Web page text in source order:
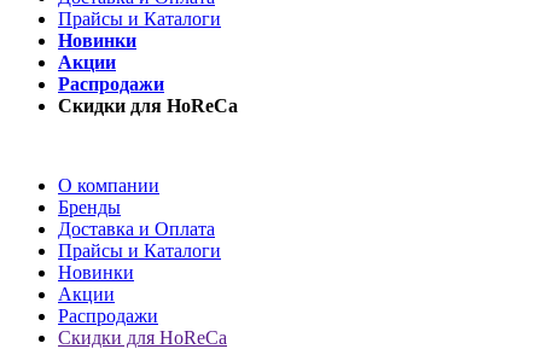
Прайсы и Каталоги
Новинки
Акции
Распродажи
Скидки для HoReCa
О компании
Бренды
Доставка и Оплата
Прайсы и Каталоги
Новинки
Акции
Распродажи
Скидки для HoReCa